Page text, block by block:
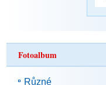
Fotoalbum
Různé